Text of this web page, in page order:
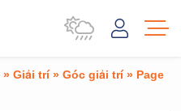
» Giải trí» Góc giải trí» Page